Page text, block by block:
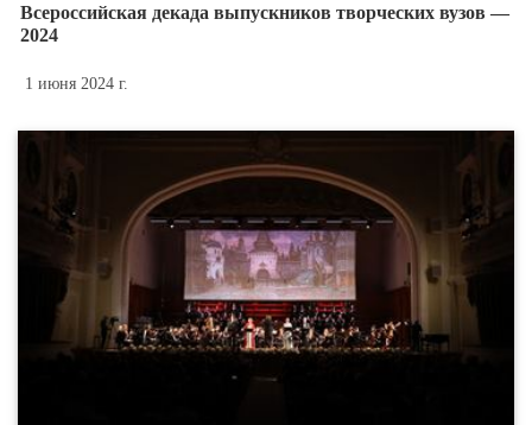
Всероссийская декада выпускников творческих вузов —
2024
1 июня 2024 г.